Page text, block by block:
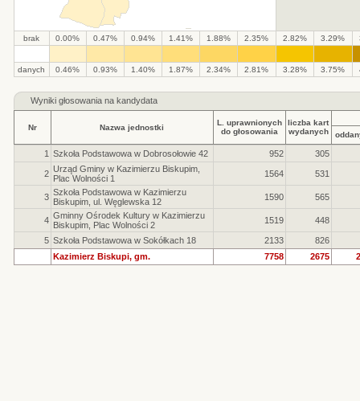
brak 0.00% 0.47% 0.94% 1.41% 1.88% 2.35% 2.82% 3.29%
danych 0.46% 0.93% 1.40% 1.87% 2.34% 2.81% 3.28% 3.75%
Wyniki głosowania na kandydata
Nr Nazwa jednostki
L. uprawnionych
do głosowania
liczba kart
wydanych
1 Szkoła Podstawowa w Dobrosołowie 42 952 305
2 Urząd Gminy w Kazimierzu Biskupim,
Plac Wolności 1
1564 531
3 Szkoła Podstawowa w Kazimierzu
Biskupim, ul. Węglewska 12
1590 565
4 Gminny Ośrodek Kultury w Kazimierzu
Biskupim, Plac Wolności 2
1519 448
5 Szkoła Podstawowa w Sokółkach 18 2133
826
Kazimierz Biskupi, gm.
7758 2675